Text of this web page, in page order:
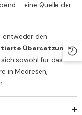
– eine Quelle der
entweder den
Übersetzung,
sowohl für das
in Medresen,